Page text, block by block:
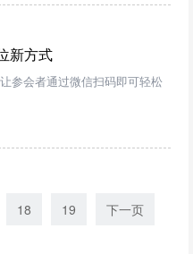
新方式
参会者通过微信扫码即可轻松
18 19 下一页